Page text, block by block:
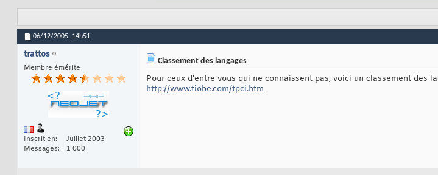
06/12/2005, 14h51
trattos
Membre émérite
Inscrit en
Juillet 2003
Messages
1 000
Classement des langages
Pour ceux d'entre vous qui ne connaissent pas, voici un classement des
http://www.tiobe.com/tpci.htm